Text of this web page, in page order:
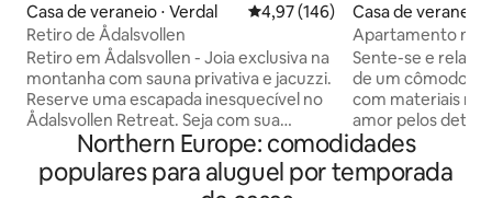
Casa de veraneio ⋅ Verdal 4,97 de uma avaliação média de
4,97 (146)
Retiro de Ådalsvollen
Retiro em Ådalsvollen - Joia exclusiva na
montanha com sauna privativa e jacuzzi.
Reserve uma escapada inesquecível no
Ådalsvollen Retreat. Seja com sua
namorada ou com alguém com quem
você queira criar memórias. Aqui,
momentos aconchegantes esperam por
Casa de veraneio
g
Apartamento
Sente-se e
de um cômodo
com materiais naturais.
amor pelos
ardósia natural e
interior de alta
relaxamento.
Northern Europe: comodidades
populares para aluguel por temporada